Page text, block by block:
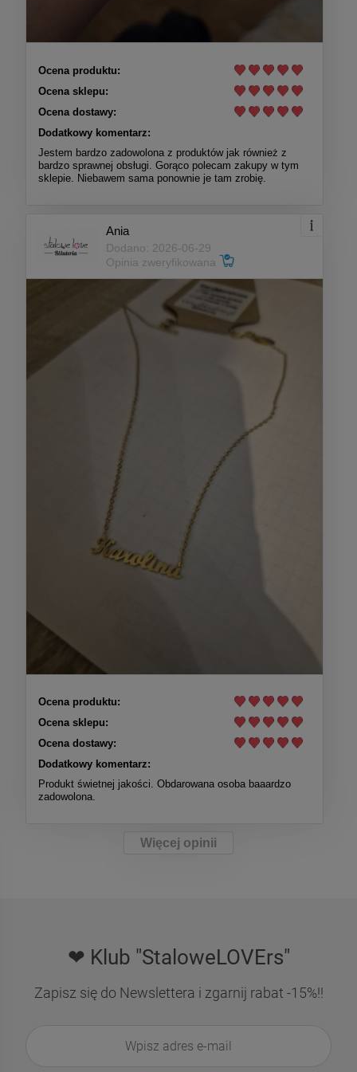
Ocena produktu:
Ocena sklepu:
Ocena dostawy:
Dodatkowy komentarz:
Jestem bardzo zadowolona z produktów jak również z
bardzo sprawnej obsługi. Gorąco polecam zakupy w tym
sklepie. Niebawem sama ponownie je tam zrobię.
Ania
Dodano: 2026-06-29
Opinia zweryfikowana
Ocena produktu:
Ocena sklepu:
Ocena dostawy:
Dodatkowy komentarz:
Produkt świetnej jakości. Obdarowana osoba baaardzo
zadowolona.
Więcej opinii
❤ Klub "StaloweLOVErs"
Zapisz się do Newslettera i zgarnij rabat -15%!!